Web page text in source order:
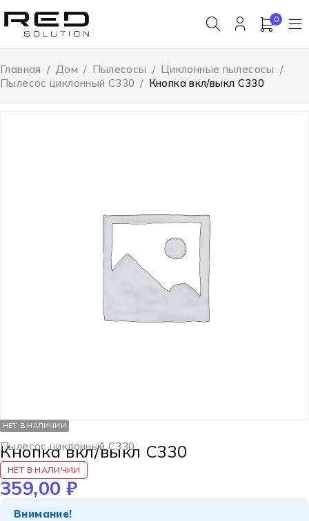
0
Главная / Дом / Пылесосы / Циклонные пылесосы /
Пылесос циклонный C330 / Кнопка вкл/выкл C330
НЕТ В НАЛИЧИИ
Пылесос циклонный C330
Кнопка вкл/выкл C330
НЕТ В НАЛИЧИИ
359,00 ₽
Внимание!